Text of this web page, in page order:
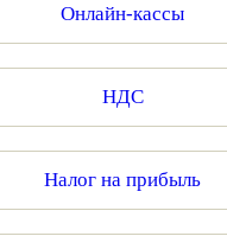
Онлайн-кассы
НДС
Налог на прибыль